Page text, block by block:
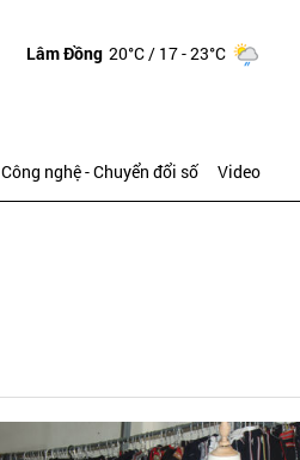
Lâm Đồng 20°C/ 17 - 23°C
Công nghệ - Chuyển đổi số Video